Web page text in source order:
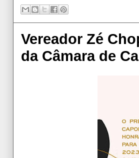
Vereador Zé
da Câmara de